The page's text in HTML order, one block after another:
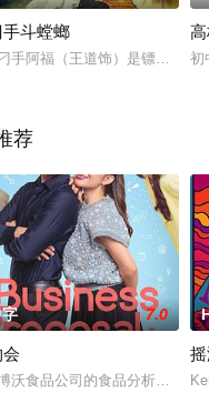
斗螳螂
手阿福（王道饰）是镖局的镖初
荐
7.0
沃食品公司的食品分析师，如